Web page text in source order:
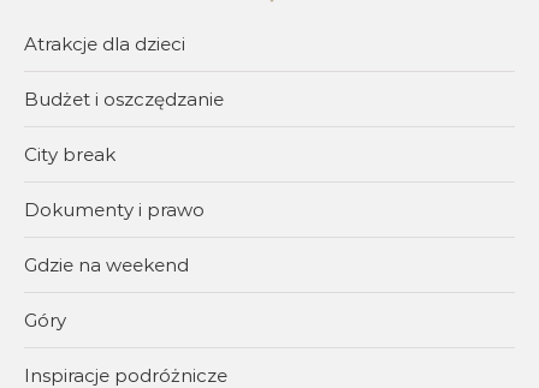
Atrakcje dla dzieci
Budżet i oszczędzanie
City break
Dokumenty i prawo
Gdzie na weekend
Góry
Inspiracje podróżnicze